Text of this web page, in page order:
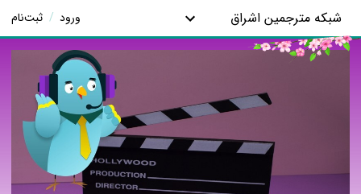
شبکه مترجمین اشراق ورود / ثبت‌نام